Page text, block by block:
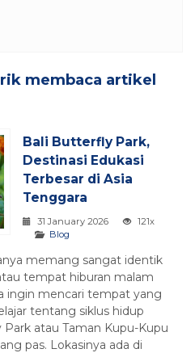
membaca artikel
Bali Butterfly Park,
Destinasi Edukasi
Terbesar di Asia
Tenggara
31 January 2026
121x
Blog
memang sangat identik
tempat hiburan malam
ingin mencari tempat yang
tentang siklus hidup
atau Taman Kupu-Kupu
pas. Lokasinya ada di